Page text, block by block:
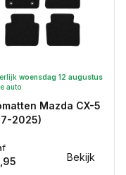
Bekijk
woensdag 12 augustus
auto
Mazda CX-5
2025)